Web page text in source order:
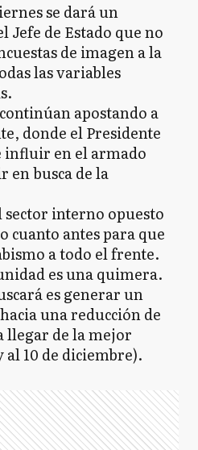
se dará un
Jefe de Estado que no
de imagen a la
las variables
apostando a
donde el Presidente
influir en el armado
en busca de la
sector interno opuesto
cuanto antes para que
a todo el frente.
es una quimera.
es generar un
una reducción de
llegar de la mejor
al 10 de diciembre).